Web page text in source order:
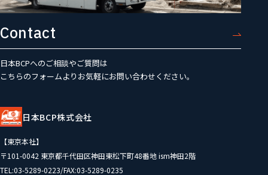
Contact
日本BCPへのご相談やご質問は
こちらのフォームよりお気軽にお問い合わせください。
日本BCP株式会社
【東京本社】
〒101-0042 東京都千代田区神田東松下町48番地 ism神田2階
TEL:03-5289-0223/FAX:03-5289-0235